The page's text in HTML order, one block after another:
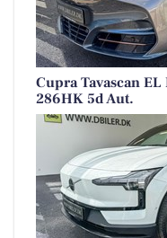
Cupra Tavascan
286HK 5d Aut.